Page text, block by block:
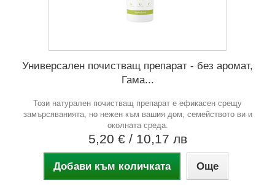
Универсален почистващ препарат - без аромат,
Гама...
Този натурален почистващ препарат е ефикасен срещу
замърсяванията, но нежен към вашия дом, семейството ви и
околната среда.
5,20 € / 10,17 лв
Добави към количката Още